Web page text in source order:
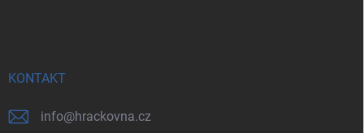
KONTAKT
info@hrackovna.cz